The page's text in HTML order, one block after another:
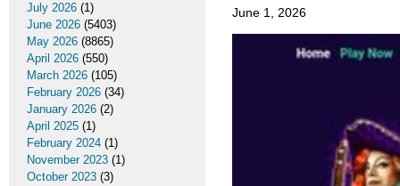
June 1, 2026
July 2026 (1)
June 2026 (5403)
May 2026 (8865)
April 2026 (550)
March 2026 (105)
February 2026 (34)
January 2026 (2)
April 2025 (1)
February 2024 (1)
November 2023 (1)
October 2023 (3)